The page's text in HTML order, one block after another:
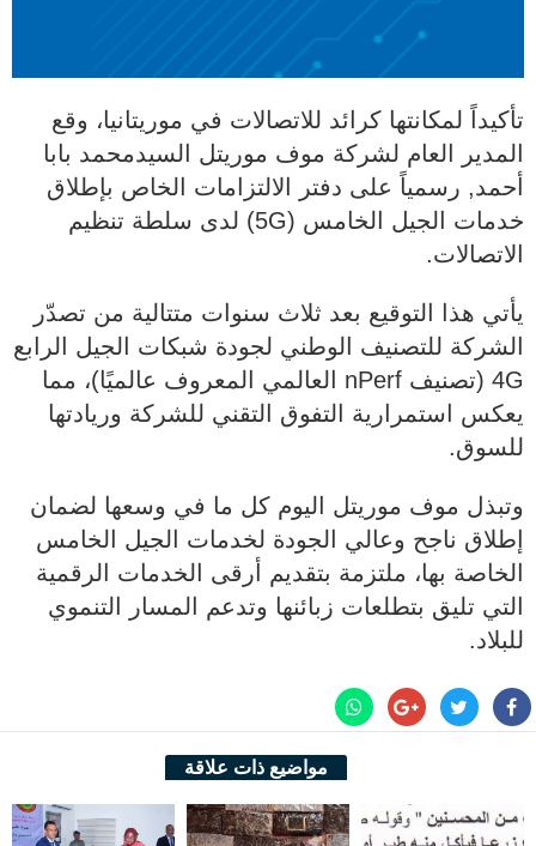
تأكيداً لمكانتها كرائد للاتصالات في موريتانيا، وقع
المدير العام لشركة موف موريتل السيدمحمد بابا
أحمد, رسمياً على دفتر الالتزامات الخاص بإطلاق
خدمات الجيل الخامس (5G) لدى سلطة تنظيم
الاتصالات.
يأتي هذا التوقيع بعد ثلاث سنوات متتالية من تصدّر
الشركة للتصنيف الوطني لجودة شبكات الجيل الرابع
4G (تصنيف nPerf العالمي المعروف عالميًا)، مما
يعكس استمرارية التفوق التقني للشركة وريادتها
للسوق.
وتبذل موف موريتل اليوم كل ما في وسعها لضمان
إطلاق ناجح وعالي الجودة لخدمات الجيل الخامس
الخاصة بها، ملتزمة بتقديم أرقى الخدمات الرقمية
التي تليق بتطلعات زبائنها وتدعم المسار التنموي
للبلاد.
مواضيع ذات علاقة